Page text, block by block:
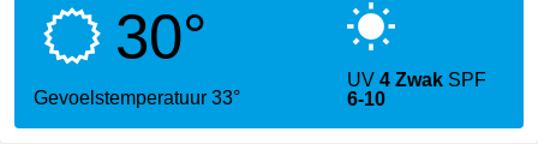
verstrekte
hoge
hebt de
voor
30°
Gevoelstemperatuur 33°
UV4 Zwak SPF
6-10